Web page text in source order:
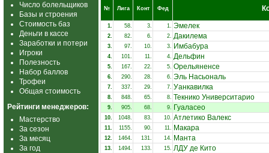
Число болельщиков
Базы и строения
Стоимость баз
Деньги в кассе
Заработки и потери
Игроки
Полезность
Набор баллов
Трофеи
Общая стоимость
Рейтинги менеджеров:
Мастерство
За сезон
За месяц
За год
№ Лига Конт Фед
1. 58. 3. 1. Эмелек
2. 82. 6. 2. Дакилема
3. 97. 10. 3. Имбабура
4. 101. 11. 4. Дельфин
5. 167. 22. 5. Орельяненсе
6. 290. 28. 6. Эль Насьональ
7. 337. 29. 7. Уанкавилка
8. 848. 65. 8. Текнико Университарио
9. 905. 68. 9. Гуаласео
10. 1048. 83. 10. Атлетико Валекс
11. 1155. 90. 11. Макара
12. 1464. 131. 14. Манта
13. 1494. 133. 15. ЛДУ де Кито